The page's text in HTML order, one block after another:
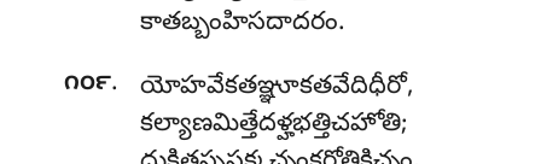
కాతబ్బంహిసదాదరం.
౧౦౯.
యోహవేకతఞ్ఞూకతవేదిధీరో,
కల్యాణమిత్తేదళ్హభత్తిచహోతి;